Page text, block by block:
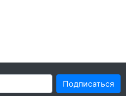
Подписаться